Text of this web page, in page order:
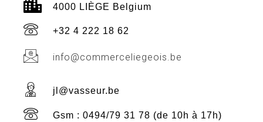
4000 LIÈGE Belgium
+32 4 222 18 62
info@commerceliegeois.be
jl@vasseur.be
Gsm : 0494/79 31 78 (de 10h à 17h)